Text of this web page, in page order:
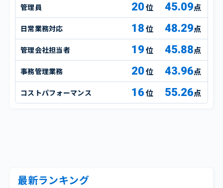
管理員 20 45.09点
日常業務対応 18 48.29点
管理会社担当者 19 45.88点
事務管理業務 20 43.96点
コストパフォーマンス 16 55.26点
最新ランキング